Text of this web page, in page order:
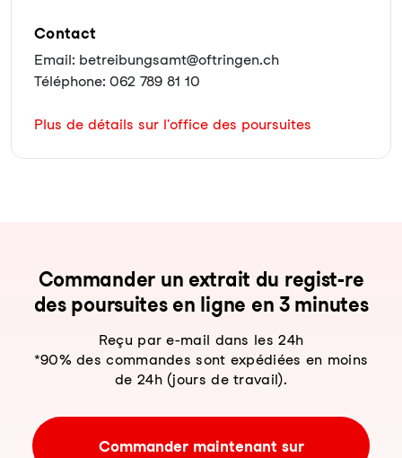
Contact
Email: betreibungsamt@oftringen.ch
Téléphone: 062 789 81 10
Plus de détails sur l'office des poursuites
Com­man­der un ex­trait du re­gist-re
des pour­sui­tes en li­gne en 3 mi­nu­tes
Reçu par e-mail dans les 24h
*90% des commandes sont expédiées en moins
de 24h (jours de travail).
Commander maintenant sur